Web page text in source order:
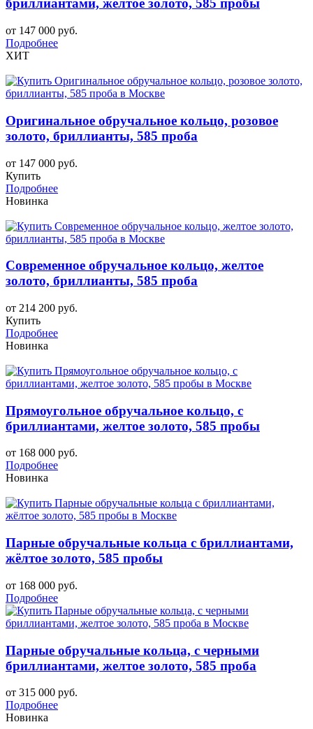
бриллиантами, желтое золото, 585 пробы
от 147 000 руб.
Подробнее
ХИТ
Оригинальное обручальное кольцо, розовое
золото, бриллианты, 585 проба
от 147 000 руб.
Купить
Подробнее
Новинка
Современное обручальное кольцо, желтое
золото, бриллианты, 585 проба
от 214 200 руб.
Купить
Подробнее
Новинка
Прямоугольное обручальное кольцо, с
бриллиантами, желтое золото, 585 пробы
от 168 000 руб.
Подробнее
Новинка
Парные обручальные кольца с бриллиантами,
жёлтое золото, 585 пробы
от 168 000 руб.
Подробнее
Парные обручальные кольца, с черными
бриллиантами, желтое золото, 585 проба
от 315 000 руб.
Подробнее
Новинка